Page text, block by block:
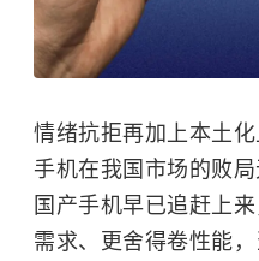
情绪抗拒再加上本土
手机在我国市场的败
国产手机早已追赶上
需求、更舍得卷性能